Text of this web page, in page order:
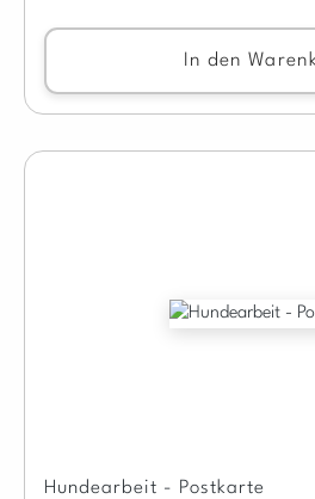
In den
Hundearbeit - Postkarte